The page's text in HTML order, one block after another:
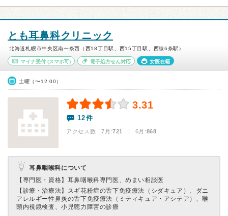
とも耳鼻科クリニック
北海道札幌市中央区南一条西（西18丁目駅、西15丁目駅、西線6条駅）
マイナ受付 (スマホ可) 電子処方せん対応 女医在籍
土曜（〜12:00）
3.31
12件
アクセス数 7月:721 | 6月:868
耳鼻咽喉科について
【専門医・資格】 耳鼻咽喉科専門医、めまい相談医
【診療・治療法】 スギ花粉症の舌下免疫療法（シダキュア）、ダニ
アレルギー性鼻炎の舌下免疫療法（ミティキュア・アシテア）、喉
頭内視鏡検査、小児聴力障害の診療